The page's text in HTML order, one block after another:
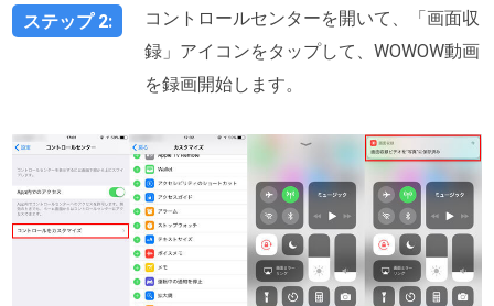
ステップ 2:
コントロールセンターを開いて、「画面収
録」アイコンをタップして、WOWOW動画
を録画開始します。